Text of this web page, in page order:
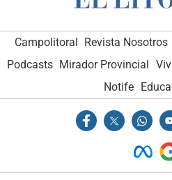
Campolitoral Revista Nosotros
Podcasts Mirador Provincial
Notife